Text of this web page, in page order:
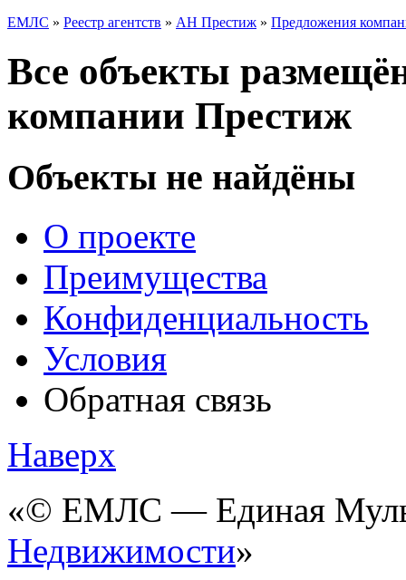
ЕМЛС » Реестр агентств » АН Престиж » Предложения
Все объекты
компании Престиж
Объекты не найдёны
О проекте
Преимущества
Конфиденциальность
Условия
Обратная связь
Наверх
«© ЕМЛС — Единая
Недвижимости»